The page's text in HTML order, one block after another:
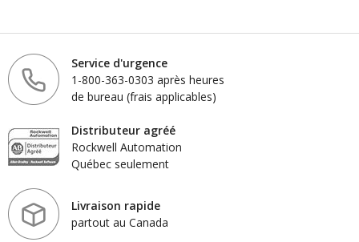
Service d'urgence
1-800-363-0303 après heures
de bureau (frais applicables)
Distributeur agréé
Rockwell Automation
Québec seulement
Livraison rapide
partout au Canada